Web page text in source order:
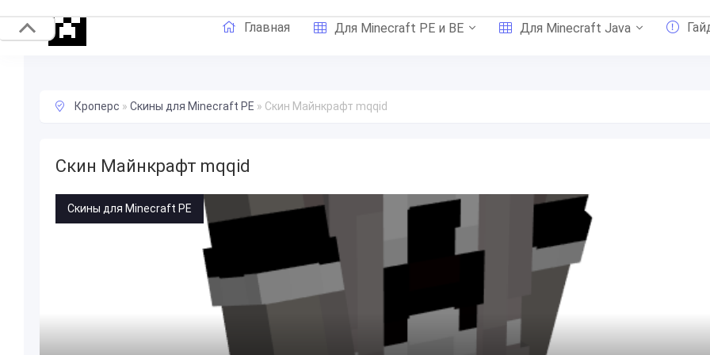
Главная Для Minecraft PE и BE Для Minecraft Java
Кроперс » Скины для Minecraft PE » Скин Майнкрафт mqqid
Скин Майнкрафт mqqid
Скины для Minecraft PE